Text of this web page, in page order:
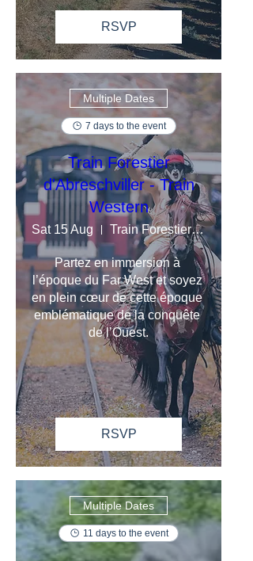
RSVP
Multiple Dates
7 days to the event
Train Forestier
d'Abreschviller - Train
Western
Sat 15 Aug Train Forestier d'Abreschviller en Mosel
Partez en immersion à
l’époque du Far West et soyez
en plein cœur de cette époque
emblématique de la conquête
de l’Ouest.
RSVP
Multiple Dates
11 days to the event